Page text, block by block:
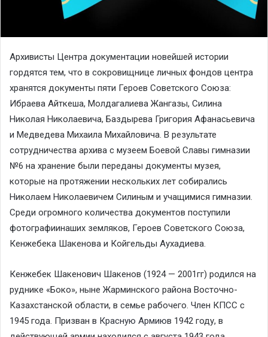
Архивисты Центра документации новейшей истории
гордятся тем, что в сокровищнице личных фондов центра
хранятся документы пяти Героев Советского Союза:
Ибраева Айткеша, Молдагалиева Жангазы, Силина
Николая Николаевича, Баздырева Григория Афанасьевича
и Медведева Михаила Михайловича. В результате
сотрудничества архива с музеем Боевой Славы гимназии
№6 на хранение были переданы документы музея,
которые на протяжении нескольких лет собирались
Николаем Николаевичем Силиным и учащимися гимназии.
Среди огромного количества документов поступили
фотографиинаших земляков, Героев Советского Союза,
Кенжебека Шакенова и Койгельды Аухадиева.
Кенжебек Шакенович Шакенов (1924 — 2001гг) родился на
руднике «Боко», ныне Жарминского района Восточно-
Казахстанской области, в семье рабочего. Член КПСС с
1945 года. Призван в Красную Армиюв 1942 году, в